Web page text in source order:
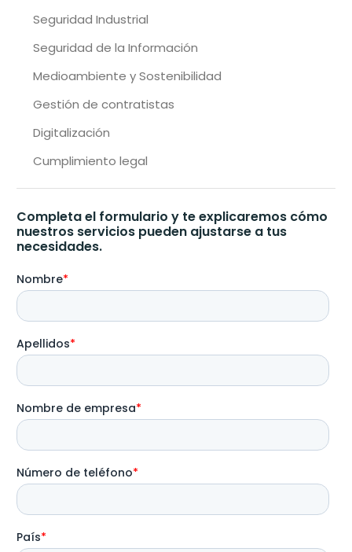
Seguridad Industrial
Seguridad de la Información
Medioambiente y Sostenibilidad
Gestión de contratistas
Digitalización
Cumplimiento legal
Completa el formulario y te explicaremos cómo
nuestros servicios pueden ajustarse a tus
necesidades.